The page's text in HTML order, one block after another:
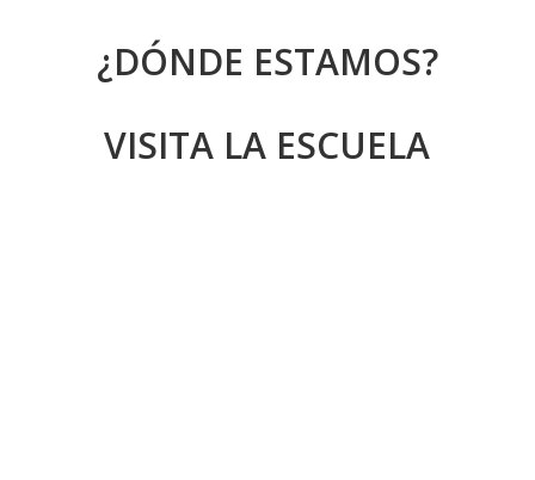
¿DÓNDE ESTAMOS?
VISITA LA ESCUELA